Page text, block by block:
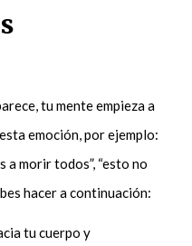
tu mente empieza a
emoción, por ejemplo:
a morir todos”, “esto no
hacer a continuación:
tu cuerpo y